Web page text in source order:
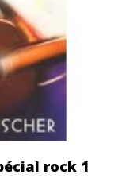
rock 1